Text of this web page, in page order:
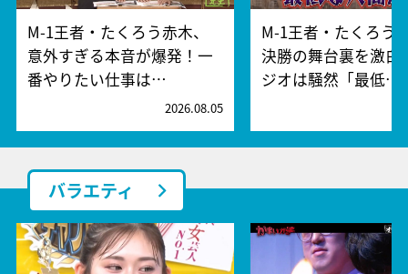
M-1王者・たくろう赤木、
意外すぎる本音が爆発！一
番やりたい仕事は…
2026.08.05
M-1王者・たくろう
決勝の舞台裏を激
ジオは騒然「最低…
バラエティ